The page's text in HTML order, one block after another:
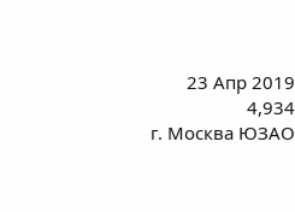
23 Апр 2019
4,934
г. Москва ЮЗАО